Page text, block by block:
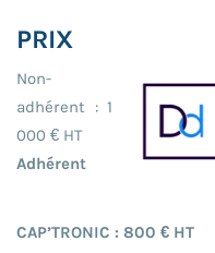
PRIX
Non-
adhérent : 1
000 € HT
Adhérent
CAP’TRONIC : 800 € HT